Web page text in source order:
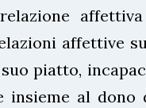
affettive
piatto,
insieme al dono